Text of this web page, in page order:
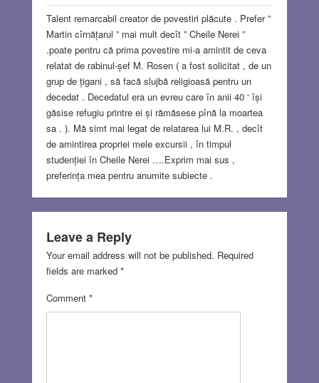
Talent remarcabil creator de povestiri plăcute . Prefer ”
Martin cîrnățarul ” mai mult decît ” Cheile Nerei ”
.poate pentru că prima povestire mi-a amintit de ceva
relatat de rabinul-șef M. Rosen ( a fost solicitat , de un
grup de țigani , să facă slujbă religioasă pentru un
decedat . Decedatul era un evreu care în anii 40 ‘ își
găsise refugiu printre ei și rămăsese pînă la moartea
sa . ). Mă simt mai legat de relatarea lui M.R. , decît
de amintirea propriei mele excursii , în timpul
studenției în Cheile Nerei ….Exprim mai sus ,
preferința mea pentru anumite subiecte .
Leave a Reply
Your email address will not be published. Required
fields are marked *
Comment *